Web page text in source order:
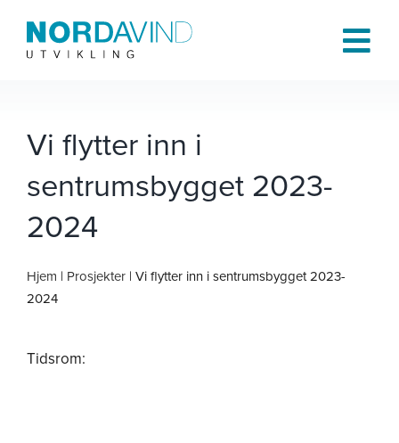
Om oss
Tjenester
Prosjekter
Publikasjoner
Vi flytter inn i
sentrumsbygget 2023-
2024
Hjem | Prosjekter| Vi flytter inn i sentrumsbygget 2023-
2024
Tidsrom: